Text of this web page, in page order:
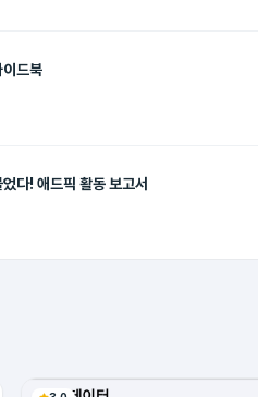
드북
다! 애드픽 활동 보고서